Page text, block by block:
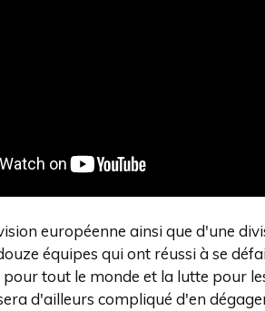
européenne ainsi que d'une
équipes qui ont réussi à se
tout le monde et la lutte pour
d'ailleurs compliqué d'en